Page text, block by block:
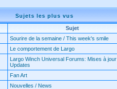
Sujets les plus vus
Sujet
Sourire de la semaine / This week's smile
Le comportement de Largo
Largo Winch Universal Forums: Mises à
Updates
Fan Art
Nouvelles / News